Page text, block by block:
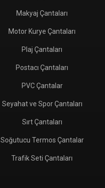
Makyaj Çantaları
Motor Kurye Çantaları
Plaj Çantaları
Postacı Çantaları
PVC Çantalar
Seyahat ve Spor Çantaları
Sırt Çantaları
Soğutucu Termos Çantalar
Trafik Seti Çantaları